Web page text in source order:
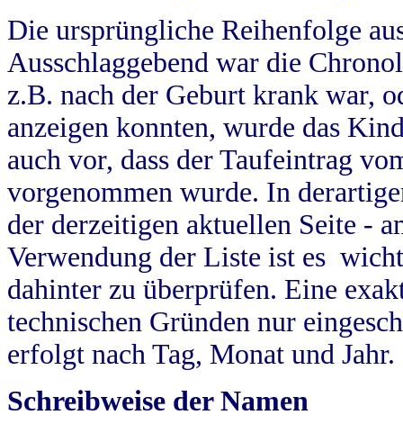
Die ursprüngliche Reihenfolge
Ausschlaggebend war die
z.B. nach der Geburt krank war,
anzeigen konnten, wurde das
auch vor, dass der Taufeintrag
vorgenommen wurde. In
der derzeitigen aktuellen Seite -
Verwendung der Liste ist es
dahinter zu überprüfen. Eine
technischen Gründen nur
erfolgt nach Tag, Monat und Jahr.
Schreibweise der Namen